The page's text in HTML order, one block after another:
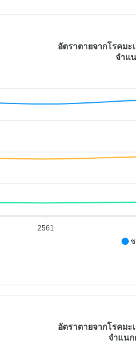
2561
อัตราตายจากโรคม
จำแ
อัตราตายจากโรคม
จำแนก